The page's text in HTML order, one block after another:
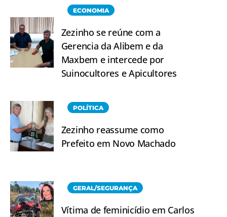
ECONOMIA
Zezinho se reúne com a
Gerencia da Alibem e da
Maxbem e intercede por
Suinocultores e Apicultores
POLÍTICA
Zezinho reassume como
Prefeito em Novo Machado
GERAL/SEGURANÇA
Vítima de feminicídio em Carlos